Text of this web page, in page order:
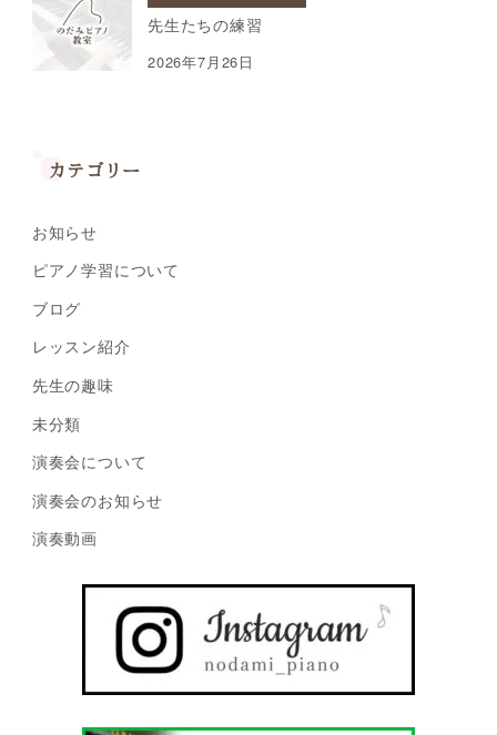
先生たちの練習
2026年7月26日
カテゴリー
お知らせ
ピアノ学習について
ブログ
レッスン紹介
先生の趣味
未分類
演奏会について
演奏会のお知らせ
演奏動画